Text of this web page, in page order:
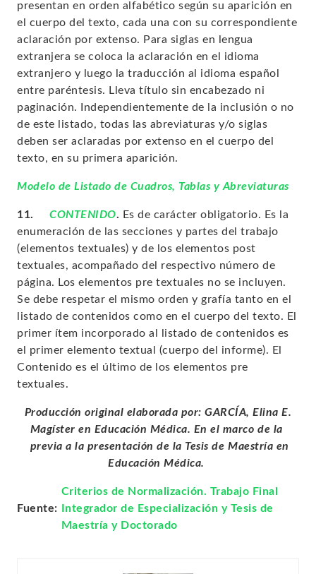
presentan en orden alfabético según su aparición en
el cuerpo del texto, cada una con su correspondiente
aclaración por extenso. Para siglas en lengua
extranjera se coloca la aclaración en el idioma
extranjero y luego la traducción al idioma español
entre paréntesis. Lleva título sin encabezado ni
paginación. Independientemente de la inclusión o no
de este listado, todas las abreviaturas y/o siglas
deben ser aclaradas por extenso en el cuerpo del
texto, en su primera aparición.
Modelo de Listado de Cuadros, Tablas y Abreviaturas
11. CONTENIDO. Es de carácter obligatorio. Es la
enumeración de las secciones y partes del trabajo
(elementos textuales) y de los elementos post
textuales, acompañado del respectivo número de
página. Los elementos pre textuales no se incluyen.
Se debe respetar el mismo orden y grafía tanto en el
listado de contenidos como en el cuerpo del texto. El
primer ítem incorporado al listado de contenidos es
el primer elemento textual (cuerpo del informe). El
Contenido es el último de los elementos pre
textuales.
Producción original elaborada por: GARCÍA, Elina E.
Magíster en Educación Médica. En el marco de la
previa a la presentación de la Tesis de Maestría en
Educación Médica.
Fuente:
Criterios de Normalización. Trabajo Final
Integrador de Especialización y Tesis de
Maestría y Doctorado